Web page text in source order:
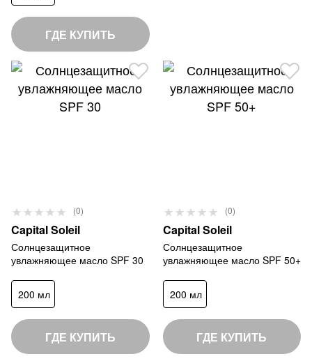
:
ГДЕ КУПИТЬ
Р
е
й
т
и
:
0
%
(0)
Capital Soleil
Солнцезащитное
увлажняющее масло SPF 30
200 мл
ГДЕ КУПИТЬ
Р
е
й
т
и
:
0
%
(0)
Capital Soleil
Солнцезащитное
увлажняющее масло SPF 50+
200 мл
ГДЕ КУПИТЬ